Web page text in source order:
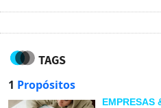
TAGS
1 Propósitos
EMPRESAS